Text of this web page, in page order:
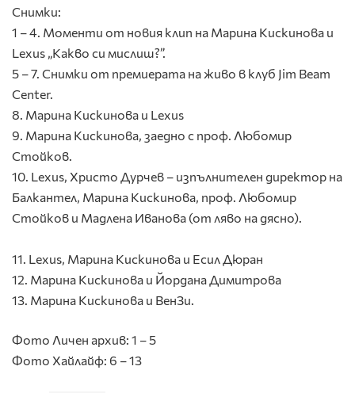
Снимки:
1 – 4. Моменти от новия клип на Марина Кискинова и
Lexus „Какво си мислиш?”.
5 – 7. Снимки от премиерата на живо в клуб Jim Beam
Center.
8. Марина Кискинова и Lexus
9. Марина Кискинова, заедно с проф. Любомир
Стойков.
10. Lexus, Христо Дурчев – изпълнителен директор на
Балкантел, Марина Кискинова, проф. Любомир
Стойков и Мадлена Иванова (от ляво на дясно).
11. Lexus, Марина Кискинова и Есил Дюран
12. Марина Кискинова и Йордана Димитрова
13. Марина Кискинова и ВенЗи.
Фото Личен архив: 1 – 5
Фото Хайлайф: 6 – 13